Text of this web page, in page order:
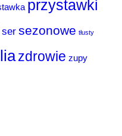
przystawki
ser sezonowe tłusty
zdrowie zupy